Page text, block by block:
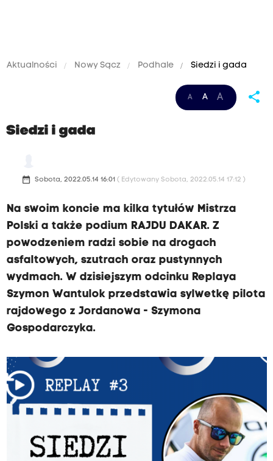
Aktualności Nowy Sącz Podhale Siedzi i gada
A A A share
Siedzi i gada
date_range Sobota, 2022.05.14 16:01 ( Edytowany Sobota, 2022.05.14 17:12 )
Na swoim koncie ma kilka tytułów Mistrza
Polski a także podium RAJDU DAKAR. Z
powodzeniem radzi sobie na drogach
asfaltowych, szutrach oraz pustynnych
wydmach. W dzisiejszym odcinku Replaya
Szymon Wantulok przedstawia sylwetkę pilota
rajdowego z Jordanowa - Szymona
Gospodarczyka.